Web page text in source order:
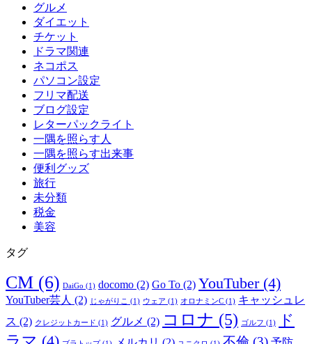
グルメ
ダイエット
チケット
ドラマ関連
ネコポス
パソコン設定
フリマ配送
ブログ設定
レターパックライト
一隅を照らす人
一隅を照らす出来事
便利グッズ
旅行
未分類
税金
美容
タグ
CM (6) DaiGo (1) docomo (2) Go To (2) YouTuber(4)
YouTuber芸人 (2) じゃがりこ (1) ウェア (1) オロナミンC (1) キャッシュレ
ス (2) クレジットカード (1) グルメ (2) コロナ (5) ゴルフ (1)
ド